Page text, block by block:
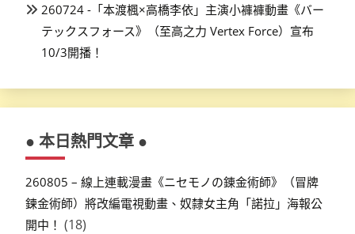
260724 -「本渡楓×高橋李依」主演小褲褲動畫《バー
テックスフォース》（至高之力 Vertex Force）宣布
10/3開播！
● 本日熱門文章 ●
260805 – 線上連載漫畫《ニセモノの錬金術師》（冒牌
鍊金術師）將改編電視動畫、奴隸女主角「諾拉」海報公
開中！ (18)